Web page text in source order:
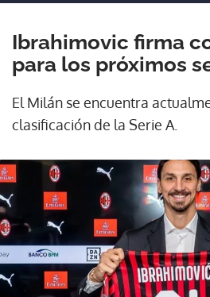
Ibrahimovic firma
para los próximos
El Milán se encuentra
clasificación de la Serie A.